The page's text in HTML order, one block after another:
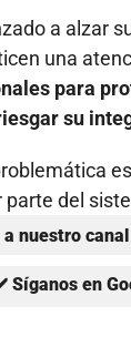
a alzar
una
para
su
del
a nuestro
Síganos en